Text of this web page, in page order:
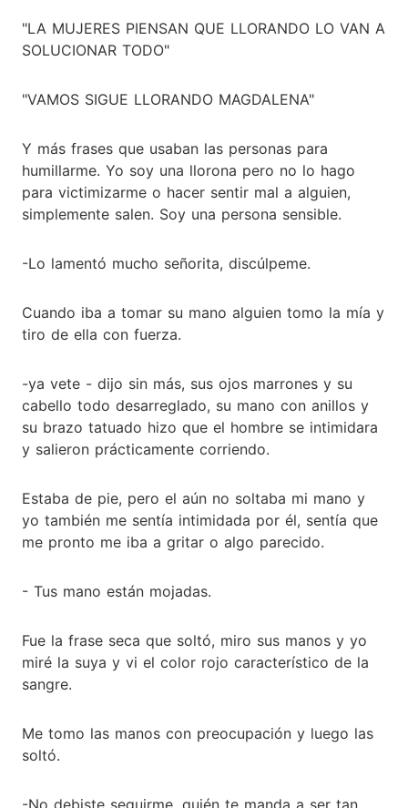
"LA MUJERES PIENSAN QUE LLORANDO LO VAN A
SOLUCIONAR TODO"
"VAMOS SIGUE LLORANDO MAGDALENA"
Y más frases que usaban las personas para
humillarme. Yo soy una llorona pero no lo hago
para victimizarme o hacer sentir mal a alguien,
simplemente salen. Soy una persona sensible.
-Lo lamentó mucho señorita, discúlpeme.
Cuando iba a tomar su mano alguien tomo la mía y
tiro de ella con fuerza.
-ya vete - dijo sin más, sus ojos marrones y su
cabello todo desarreglado, su mano con anillos y
su brazo tatuado hizo que el hombre se intimidara
y salieron prácticamente corriendo.
Estaba de pie, pero el aún no soltaba mi mano y
yo también me sentía intimidada por él, sentía que
me pronto me iba a gritar o algo parecido.
- Tus mano están mojadas.
Fue la frase seca que soltó, miro sus manos y yo
miré la suya y vi el color rojo característico de la
sangre.
Me tomo las manos con preocupación y luego las
soltó.
-No debiste seguirme, quién te manda a ser tan